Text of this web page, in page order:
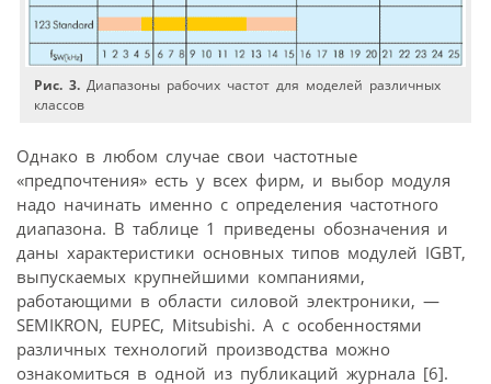
Рис. 3. Диапазоны рабочих частот для моделей различных
классов
Однако в любом случае свои частотные
«предпочтения» есть у всех фирм, и выбор модуля
надо начинать именно с определения частотного
диапазона. В таблице 1 приведены обозначения и
даны характеристики основных типов модулей IGBT,
выпускаемых крупнейшими компаниями,
работающими в области силовой электроники, —
SEMIKRON, EUPEC, Mitsubishi. А с особенностями
различных технологий производства можно
ознакомиться в одной из публикаций журнала [6].